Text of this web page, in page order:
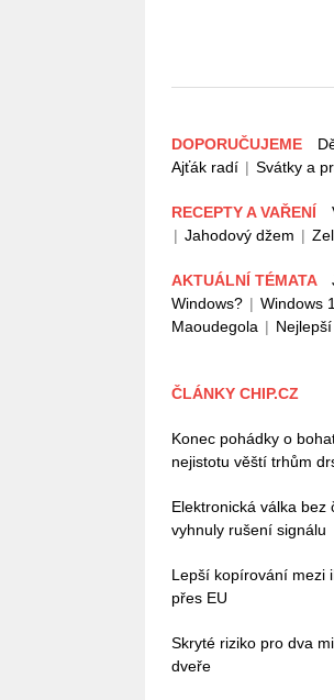
DOPORUČUJEME
Ajťák radí | Svátky a
RECEPTY A VAŘENÍ
| Jahodový džem |
AKTUÁLNÍ TÉMATA
Windows? | Windows
Maoudegola |
ČLÁNKY CHIP.CZ
Konec pohádky o
nejistotu věští trhům
Elektronická válka
vyhnuly rušení signálu
Lepší kopírování mezi
přes EU
Skryté riziko pro dva
dveře